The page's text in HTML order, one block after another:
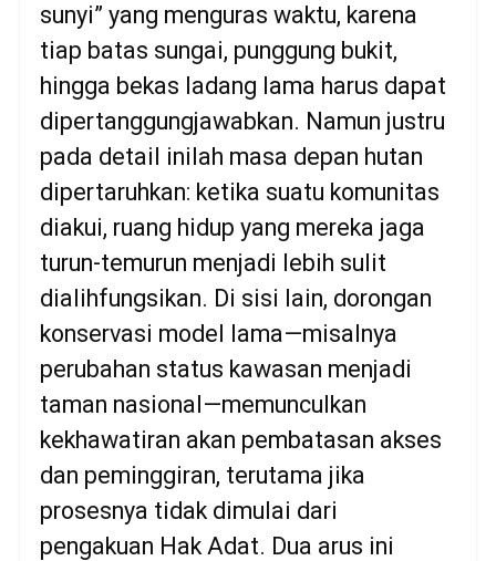
sunyi” yang menguras waktu, karena
tiap batas sungai, punggung bukit,
hingga bekas ladang lama harus dapat
dipertanggungjawabkan. Namun justru
pada detail inilah masa depan hutan
dipertaruhkan: ketika suatu komunitas
diakui, ruang hidup yang mereka jaga
turun-temurun menjadi lebih sulit
dialihfungsikan. Di sisi lain, dorongan
konservasi model lama—misalnya
perubahan status kawasan menjadi
taman nasional—memunculkan
kekhawatiran akan pembatasan akses
dan peminggiran, terutama jika
prosesnya tidak dimulai dari
pengakuan Hak Adat. Dua arus ini